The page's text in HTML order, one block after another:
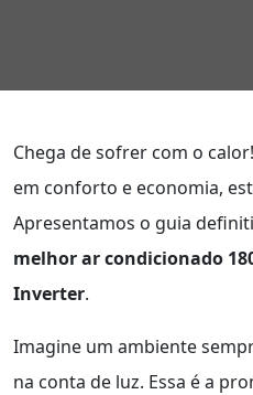
Chega de sofrer com o
em conforto e economia,
Apresentamos o guia
melhor ar condicionado
Inverter.
Imagine um ambiente
na conta de luz. Essa é a